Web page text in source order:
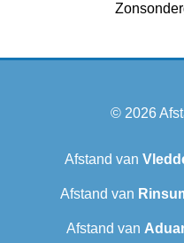
© 2026
Afstand van
Afstand van
Afstand van